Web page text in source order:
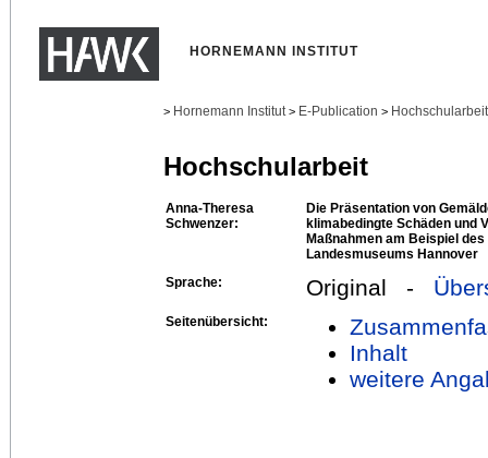
HORNEMANN INSTITUT
> Hornemann Institut > E-Publication >
Hochschularbeit
Anna-Theresa
Schwenzer:
Die Präsentation von
klimabedingte Schäden und
Maßnahmen am Beispiel
Landesmuseums Hannover
Sprache:
Original -
Seitenübersicht:
Inhalt
weitere